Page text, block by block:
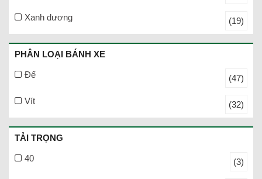
Xanh dương (19)
PHÂN LOẠI BÁNH XE
Đế (47)
Vít (32)
TẢI TRỌNG
40 (3)